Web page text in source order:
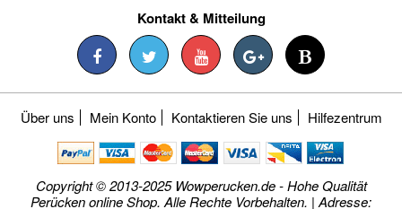
Kontakt & Mitteilung
Über uns Mein Konto Kontaktieren Sie uns Hilfezentrum
Copyright © 2013-2025 Wowperucken.de - Hohe Qualität
Perücken online Shop. Alle Rechte Vorbehalten. | Adresse: